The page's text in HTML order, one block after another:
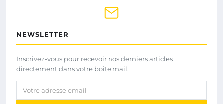
NEWSLETTER
Inscrivez-vous pour recevoir nos derniers articles
directement dans votre boîte mail.
Votre adresse email